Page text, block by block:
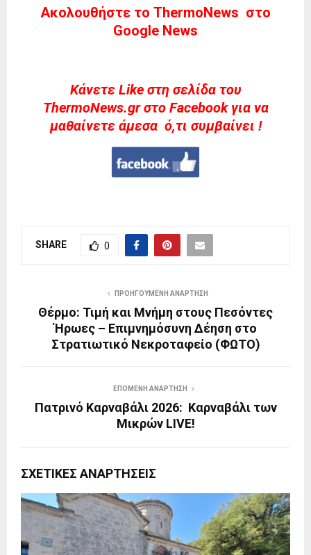
Ακολουθήστε το ThermoNews στο
Google News
Kάνετε Like στη σελίδα του
ThermoNews.gr στο Facebook για να
μαθαίνετε άμεσα ό,τι συμβαίνει !
SHARE 0
ΠΡΟΗΓΟΎΜΕΝΗ ΑΝΆΡΤΗΣΗ
Θέρμο: Τιμή και Μνήμη στους Πεσόντες
Ήρωες – Επιμνημόσυνη Δέηση στο
Στρατιωτικό Νεκροταφείο (ΦΩΤΟ)
ΕΠΌΜΕΝΗ ΑΝΆΡΤΗΣΗ
Πατρινό Καρναβάλι 2026: Καρναβάλι των
Μικρών LIVE!
ΣΧΕΤΙΚΈΣ ΑΝΑΡΤΉΣΕΙΣ